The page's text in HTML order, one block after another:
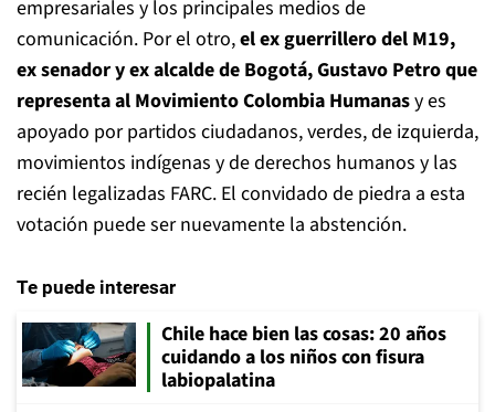
empresariales y los principales medios de
comunicación. Por el otro,el ex guerrillero del M19,
ex senador y ex alcalde de Bogotá, Gustavo Petro que
representa al Movimiento Colombia Humanasy es
apoyado por partidos ciudadanos, verdes, de izquierda,
movimientos indígenas y de derechos humanos y las
recién legalizadas FARC. El convidado de piedra a esta
votación puede ser nuevamente la abstención.
Te puede interesar
Chile hace bien las cosas: 20 años
cuidando a los niños con fisura
labiopalatina